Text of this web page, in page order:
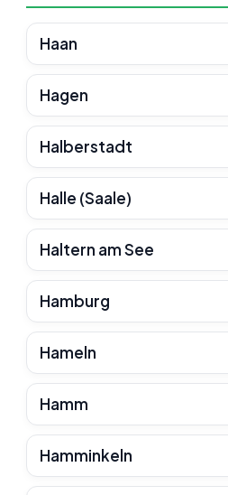
Haan
Hagen
Halberstadt
Halle (Saale)
Haltern am See
Hamburg
Hameln
Hamm
Hamminkeln